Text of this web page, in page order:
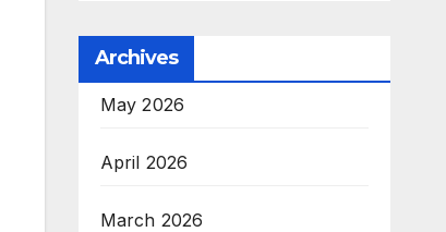
Archives
May 2026
April 2026
March 2026